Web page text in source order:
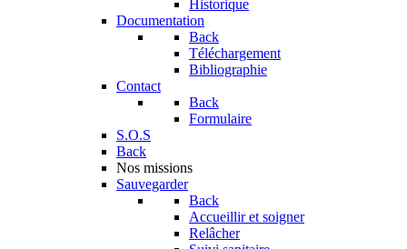
Historique
Documentation
Back
Téléchargement
Bibliographie
Contact
Back
Formulaire
S.O.S
Back
Nos missions
Sauvegarder
Back
Accueillir et soigner
Relâcher